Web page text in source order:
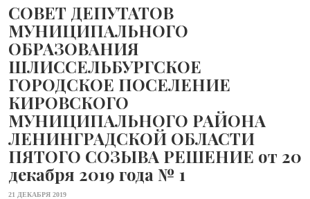
СОВЕТ ДЕПУТАТОВ
МУНИЦИПАЛЬНОГО
ОБРАЗОВАНИЯ
ШЛИССЕЛЬБУРГСКОЕ
ГОРОДСКОЕ ПОСЕЛЕНИЕ
КИРОВСКОГО
МУНИЦИПАЛЬНОГО РАЙОНА
ЛЕНИНГРАДСКОЙ ОБЛАСТИ
ПЯТОГО СОЗЫВА РЕШЕНИЕ от 20
декабря 2019 года № 1
21 ДЕКАБРЯ 2019